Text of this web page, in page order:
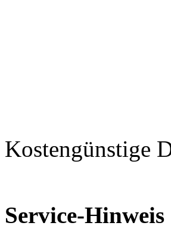
Kostengünstige
Service-Hinweis